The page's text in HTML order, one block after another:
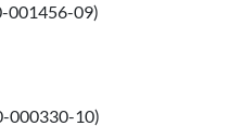
001456-09)
000330-10)